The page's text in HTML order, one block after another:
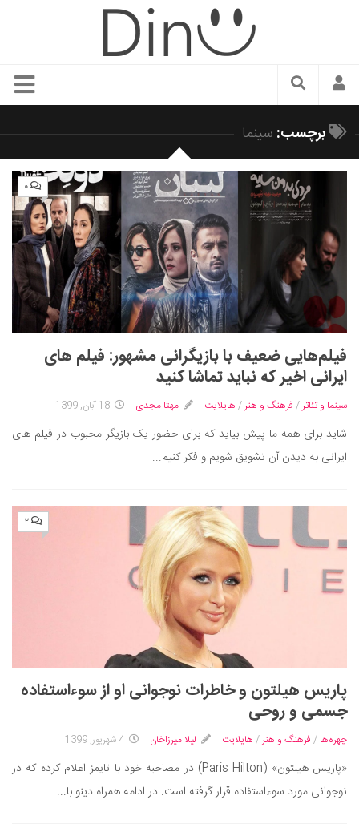
سبک زندگی
زیبایی و آرایش
شیک پوشی
دکوراسیون و چیدمان
غذا
رستوران گردی
آشپزی
سفر و گردشگری
ایران گردی
جهان گردی
موفقیت و مهارت‌های فردی
تغذیه سالم
بهداشت
بیماری و درمان
ورزش و تندرستی
مراکز پزشکی و دارویی
فرهنگ و هنر
سینما و تئاتر
تلویزیون
موسیقی
چهره‌ها
برچسب: سینما
۰
فیلم‌هایی ضعیف با بازیگرانی مشهور: فیلم های
ایرانی اخیر که نباید تماشا کنید
سینما و تئاتر / فرهنگ و هنر / هایلایت مهتا مجدی 18 آبان, 1399
شاید برای همه ما پیش بیاید که برای حضور یک بازیگر محبوب در فیلم های
ایرانی به دیدن آن تشویق شویم و فکر کنیم...
۲
پاریس هیلتون و خاطرات نوجوانی او از سوءاستفاده
جسمی و روحی
چهره‌ها / فرهنگ و هنر/ هایلایت لیلا میرزاخان 4 شهریور, 1399
«پاریس هیلتون» (Paris Hilton) در مصاحبه خود با تایمز اعلام کرده که در
نوجوانی مورد سوءاستفاده قرار گرفته است. در ادامه همراه دینو با...